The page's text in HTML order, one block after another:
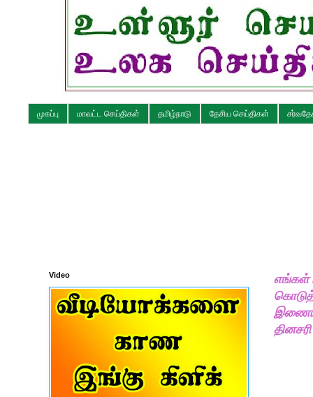
முகப்பு மாவட்ட செய்திகள் தமிழ்நாடு தேசிய செய்திகள்
எங்கள்
Video